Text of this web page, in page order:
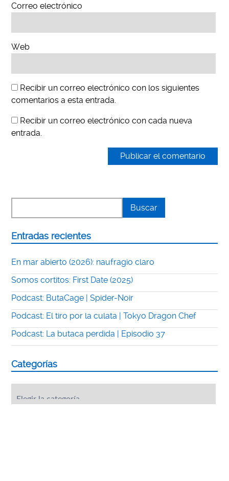
Correo electrónico
Web
Recibir un correo electrónico con los siguientes
comentarios a esta entrada.
Recibir un correo electrónico con cada nueva
entrada.
Entradas recientes
En mar abierto (2026): naufragio claro
Somos cortitos: First Date (2025)
Podcast: ButaCage | Spider-Noir
Podcast: El tiro por la culata | Tokyo Dragon Chef
Podcast: La butaca perdida | Episodio 37
Categorías